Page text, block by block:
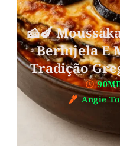
🧀🍆
Berinjela E
Tradição
Angie